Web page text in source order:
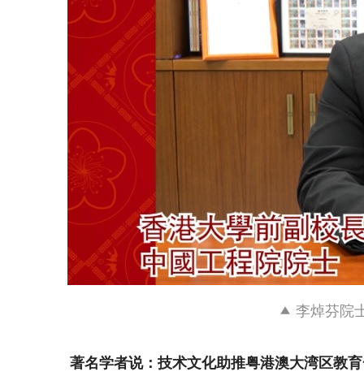
李焯芬院
著名学者说：技术文化助推粤港澳大湾区教